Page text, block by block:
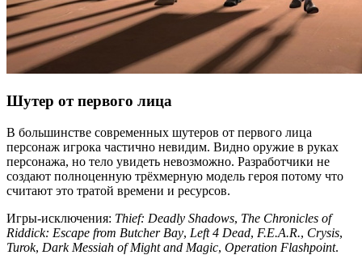
Шутер от первого лица
В большинстве современных шутеров от первого лица
персонаж игрока частично невидим. Видно оружие в руках
персонажа, но тело увидеть невозможно. Разработчики не
создают полноценную трёхмерную модель героя потому что
считают это тратой времени и ресурсов.
Игры-исключения: Thief: Deadly Shadows, The Chronicles of
Riddick: Escape from Butcher Bay, Left 4 Dead, F.E.A.R., Crysis,
Turok, Dark Messiah of Might and Magic, Operation Flashpoint.